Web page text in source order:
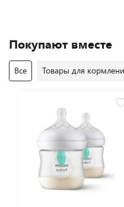
Покупают вместе
Все Товары для